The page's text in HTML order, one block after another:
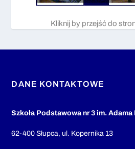
Kliknij by przejść do
DANE KONTAKTOWE
Szkoła Podstawowa nr 3 im.
62-400 Słupca, ul. Kopernika 13